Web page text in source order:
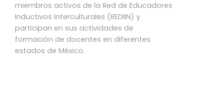
miembros activos de la Red de Educadores
Inductivos Interculturales (REDIIN) y
participan en sus actividades de
formación de docentes en diferentes
estados de México.